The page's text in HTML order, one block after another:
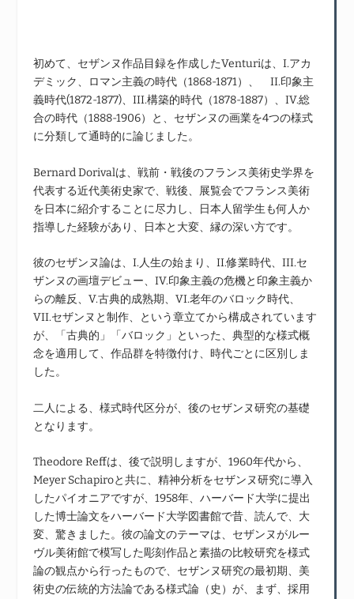
初めて、セザンヌ作品目録を作成したVenturiは、I.アカ
デミック、ロマン主義の時代（1868-1871）、 II.印象主
義時代(1872-1877)、III.構築的時代（1878-1887）、IV.総
合の時代（1888-1906）と、セザンヌの画業を4つの様式
に分類して通時的に論じました。
Bernard Dorivalは、戦前・戦後のフランス美術史学界を
代表する近代美術史家で、戦後、展覧会でフランス美術
を日本に紹介することに尽力し、日本人留学生も何人か
指導した経験があり、日本と大変、縁の深い方です。
彼のセザンヌ論は、I.人生の始まり、II.修業時代、III.セ
ザンヌの画壇デビュー、IV.印象主義の危機と印象主義か
らの離反、V.古典的成熟期、VI.老年のバロック時代、
VII.セザンヌと制作、という章立てから構成されています
が、「古典的」「バロック」といった、典型的な様式概
念を適用して、作品群を特徴付け、時代ごとに区別しま
した。
二人による、様式時代区分が、後のセザンヌ研究の基礎
となります。
Theodore Reffは、後で説明しますが、1960年代から、
Meyer Schapiroと共に、精神分析をセザンヌ研究に導入
したパイオニアですが、1958年、ハーバード大学に提出
した博士論文をハーバード大学図書館で昔、読んで、大
変、驚きました。彼の論文のテーマは、セザンヌがルー
ヴル美術館で模写した彫刻作品と素描の比較研究を様式
論の観点から行ったもので、セザンヌ研究の最初期、美
術史の伝統的方法論である様式論（史）が、まず、採用